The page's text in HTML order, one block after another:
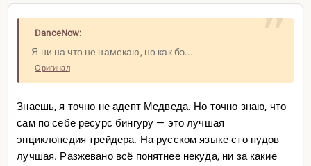
DanceNow:
Я ни на что не намекаю, но как бэ...
Оригинал
Знаешь, я точно не адепт Медведа. Но точно знаю, что
сам по себе ресурс бингуру — это лучшая
энциклопедия трейдера. На русском языке сто пудов
лучшая. Разжевано всё понятнее некуда, ни за какие